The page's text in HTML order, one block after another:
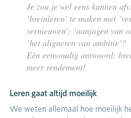
Je zou je wel eens kunnen
‘breinleren’ te maken met
vernieuwen’; ‘aanjagen van
‘het aligneren van ambitie’?
Eén eenvoudig antwoord:
meer rendement!
Leren gaat altijd moeilijk
We weten allemaal hoe moeilijk